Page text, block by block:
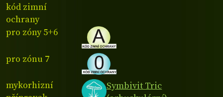
kód zimní
ochrany
pro zóny 5+6
pro zónu 7
mykorhizní
Symbivit Tric